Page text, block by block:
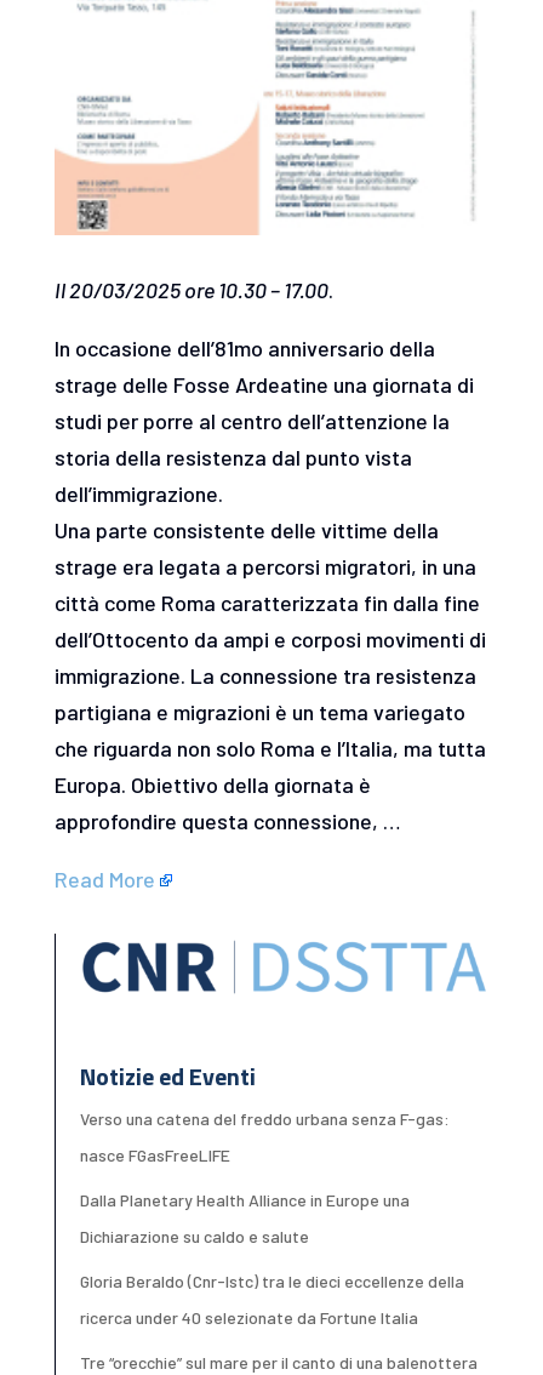
Il 20/03/2025 ore 10.30 – 17.00.
In occasione dell’81mo anniversario della
strage delle Fosse Ardeatine una giornata di
studi per porre al centro dell’attenzione la
storia della resistenza dal punto vista
dell’immigrazione.
Una parte consistente delle vittime della
strage era legata a percorsi migratori, in una
città come Roma caratterizzata fin dalla fine
dell’Ottocento da ampi e corposi movimenti di
immigrazione. La connessione tra resistenza
partigiana e migrazioni è un tema variegato
che riguarda non solo Roma e l’Italia, ma tutta
Europa. Obiettivo della giornata è
approfondire questa connessione, …
Read More
Notizie ed Eventi
Verso una catena del freddo urbana senza F-gas:
nasce FGasFreeLIFE
Dalla Planetary Health Alliance in Europe una
Dichiarazione su caldo e salute
Gloria Beraldo (Cnr-Istc) tra le dieci eccellenze della
ricerca under 40 selezionate da Fortune Italia
Tre “orecchie” sul mare per il canto di una balenottera